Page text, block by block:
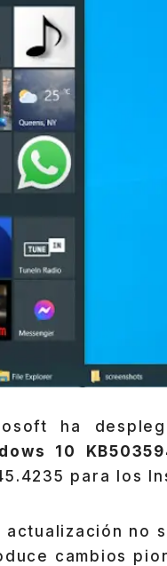
ha
10
para los
actualización no
cambios